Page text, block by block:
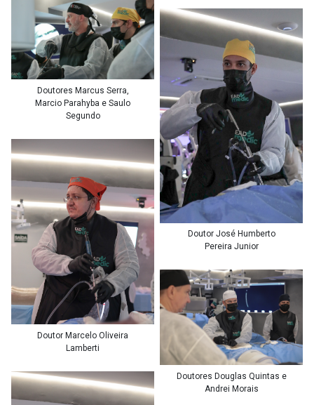
Doutores Marcus Serra,
Marcio Parahyba e Saulo
Segundo
Doutor José Humberto
Pereira Junior
Doutor Marcelo Oliveira
Lamberti
Doutores Douglas Quintas e
Andrei Morais